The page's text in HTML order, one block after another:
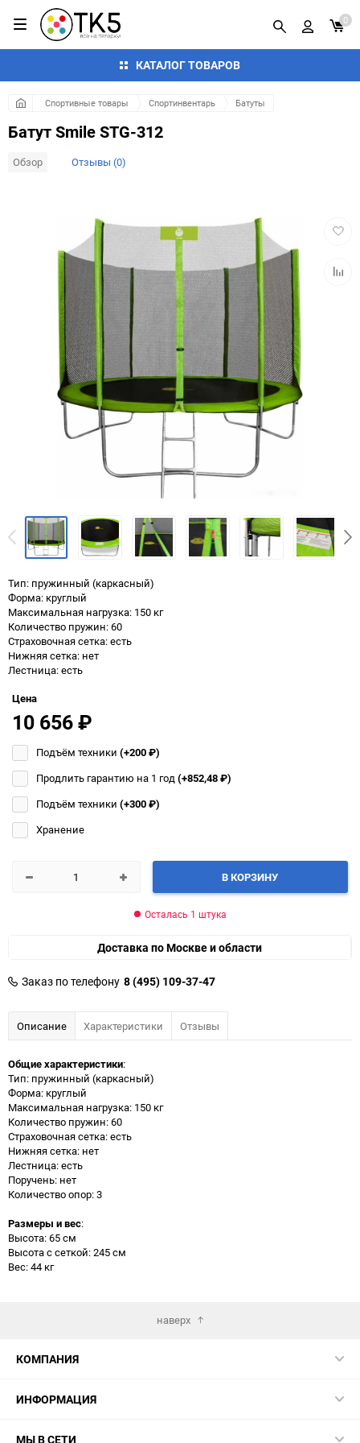
КАТАЛОГ ТОВАРОВ
0
Спортивные товары Спортинвентарь Батуты
Батут Smile STG-312
Обзор Отзывы (0)
Тип: пружинный (каркасный)
Форма: круглый
Максимальная нагрузка: 150 кг
Количество пружин: 60
Страховочная сетка: есть
Нижняя сетка: нет
Лестница: есть
Цена
10 656₽
Подъём техники (+200₽)
Продлить гарантию на 1 год(+852,48₽)
Подъём техники (+300₽)
Хранение
В КОРЗИНУ
Осталась 1 штука
Доставка по Москве и области
Заказ по телефону 8 (495) 109-37-47
Описание Характеристики Отзывы
Общие характеристики:
Тип: пружинный (каркасный)
Форма: круглый
Максимальная нагрузка: 150 кг
Количество пружин: 60
Страховочная сетка: есть
Нижняя сетка: нет
Лестница: есть
Поручень: нет
Количество опор: 3
Размеры и вес:
Высота: 65 см
Высота с сеткой: 245 см
Вес: 44 кг
наверх
КОМПАНИЯ
ИНФОРМАЦИЯ
МЫ В СЕТИ